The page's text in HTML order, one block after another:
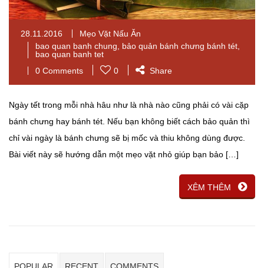
28.11.2016
Mẹo Vặt Nấu Ăn
bao quan banh chung, bảo quản bánh chưng bánh tét,
bao quan banh tet
0 Comments
0 Share
Ngày tết trong mỗi nhà hâu như là nhà nào cũng phải có vài cặp
bánh chưng hay bánh tét. Nếu bạn không biết cách bảo quản thì
chỉ vài ngày là bánh chưng sẽ bị mốc và thiu không dùng được.
Bài viết này sẽ hướng dẫn một mẹo vặt nhỏ giúp bạn bảo […]
XÊM THÊM